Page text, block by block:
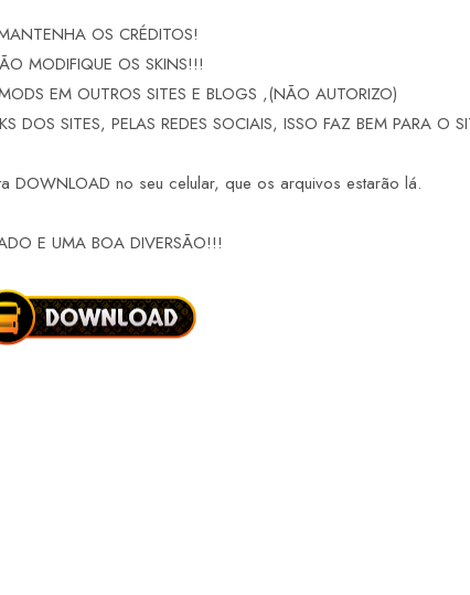
OS CRÉDITOS!
MODIFIQUE OS SKINS!!!
EM OUTROS SITES E BLOGS ,(NÃO AUTORIZO)
DOS SITES, PELAS REDES SOCIAIS, ISSO FAZ BEM PARA O
DOWNLOAD no seu celular, que os arquivos estarão lá.
E UMA BOA DIVERSÃO!!!